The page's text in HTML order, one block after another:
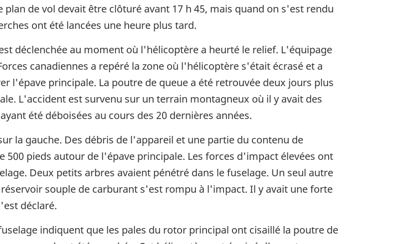
de vol devait être clôturé avant 17 h 45, mais quand on s'est rendu
ont été lancées une heure plus tard.
déclenchée au moment où l'hélicoptère a heurté le relief. L'équipage
canadiennes a repéré la zone où l'hélicoptère s'était écrasé et a
l'épave principale. La poutre de queue a été retrouvée deux jours plus
L'accident est survenu sur un terrain montagneux où il y avait des
été déboisées au cours des 20 dernières années.
la gauche. Des débris de l'appareil et une partie du contenu de
pieds autour de l'épave principale. Les forces d'impact élevées ont
Deux petits arbres avaient pénétré dans le fuselage. Un seul autre
souple de carburant s'est rompu à l'impact. Il y avait une forte
déclaré.
indiquent que les pales du rotor principal ont cisaillé la poutre de